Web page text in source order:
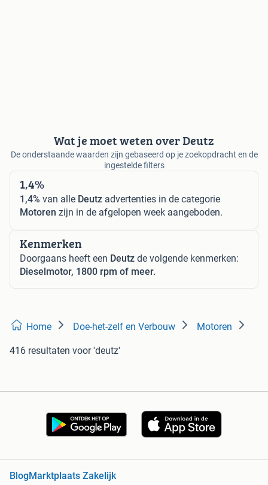
Wat je moet weten over Deutz
De onderstaande waarden zijn gebaseerd op je zoekopdracht en de
ingestelde filters
1,4%
1,4% van alle Deutz advertenties in de categorie
Motoren zijn in de afgelopen week aangeboden.
Kenmerken
Doorgaans heeft een Deutz de volgende kenmerken:
Dieselmotor, 1800 rpm of meer.
Home Doe-het-zelf en Verbouw Motoren
416 resultaten voor 'deutz'
BlogMarktplaats Zakelijk